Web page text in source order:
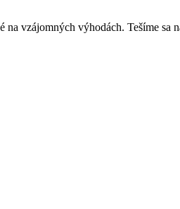
vzájomných výhodách. Tešíme sa